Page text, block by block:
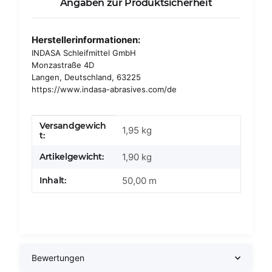
Angaben zur Produktsicherheit
Herstellerinformationen:
INDASA Schleifmittel GmbH
Monzastraße 4D
Langen, Deutschland, 63225
https://www.indasa-abrasives.com/de
Produkteigenschaft
Wert
Versandgewich
t:
1,95 kg
Artikelgewicht: 1,90 kg
Inhalt: 50,00 m
Bewertungen